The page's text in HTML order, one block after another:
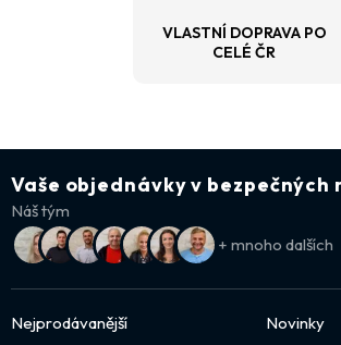
VLASTNÍ DOPRAVA PO
CELÉ ČR
Vaše objednávky v bezpečných
Náš tým
+ mnoho dalších
Nejprodávanější Novinky